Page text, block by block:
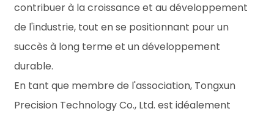
contribuer à la croissance et au développement
de l'industrie, tout en se positionnant pour un
succès à long terme et un développement
durable.
En tant que membre de l'association, Tongxun
Precision Technology Co., Ltd. est idéalement